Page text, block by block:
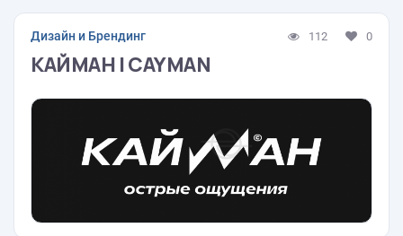
Дизайн и Брендинг 112 0
КАЙМАН | CAYMAN